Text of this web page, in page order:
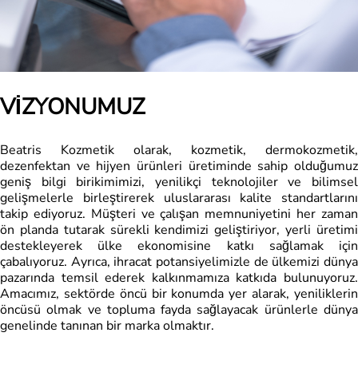
VİZYONUMUZ
Beatris Kozmetik olarak, kozmetik, dermokozmetik,
dezenfektan ve hijyen ürünleri üretiminde sahip olduğumuz
geniş bilgi birikimimizi, yenilikçi teknolojiler ve bilimsel
gelişmelerle birleştirerek uluslararası kalite standartlarını
takip ediyoruz. Müşteri ve çalışan memnuniyetini her zaman
ön planda tutarak sürekli kendimizi geliştiriyor, yerli üretimi
destekleyerek ülke ekonomisine katkı sağlamak için
çabalıyoruz. Ayrıca, ihracat potansiyelimizle de ülkemizi dünya
pazarında temsil ederek kalkınmamıza katkıda bulunuyoruz.
Amacımız, sektörde öncü bir konumda yer alarak, yeniliklerin
öncüsü olmak ve topluma fayda sağlayacak ürünlerle dünya
genelinde tanınan bir marka olmaktır.